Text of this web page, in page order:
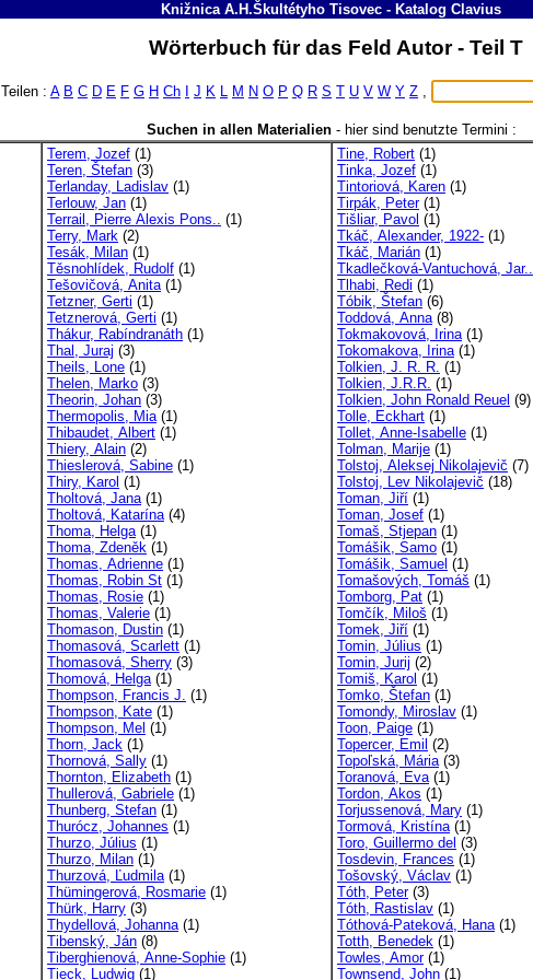
Knižnica A.H.Škultétyho Tisovec- Katalog Clavius
Wörterbuch für das Feld Autor - Teil T
Teilen : A B C D E F G H Ch J K L M N O P Q R S T U V W Y Z ,
Suchen in allen Materialien- hier sind benutzte Termini :
Terem, Jozef (1)
Teren, Štefan (3)
Terlanday, Ladislav (1)
Terlouw, Jan (1)
Terrail, Pierre Alexis Pons.. (1)
Terry, Mark (2)
Tesák, Milan (1)
Těsnohlídek, Rudolf (1)
Tešovičová, Anita(1)
Tetzner, Gerti (1)
Tetznerová, Gerti (1)
Thákur, Rabíndranáth (1)
Thal, Juraj (3)
Theils, Lone (1)
Thelen, Marko (3)
Theorin, Johan (3)
Thermopolis, Mia(1)
Thibaudet, Albert (1)
Thiery, Alain (2)
Thieslerová, Sabine (1)
Thiry, Karol (1)
Tholtová, Jana(1)
Tholtová, Katarína(4)
Thoma, Helga(1)
Thoma, Zdeněk (1)
Thomas, Adrienne (1)
Thomas, Robin St (1)
Thomas, Rosie (1)
Thomas, Valerie (1)
Thomason, Dustin (1)
Thomasová, Scarlett (1)
Thomasová, Sherry (3)
Thomová, Helga(1)
Thompson, Francis J. (1)
Thompson, Kate (1)
Thompson, Mel (1)
Thorn, Jack (1)
Thornová, Sally (1)
Thornton, Elizabeth (1)
Thullerová, Gabriele (1)
Thunberg, Stefan (1)
Thurócz, Johannes (1)
Thurzo, Július (1)
Thurzo, Milan (1)
Thurzová, Ľudmila(1)
Thümingerová, Rosmarie (1)
Thürk, Harry (3)
Thydellová, Johanna(1)
Tibenský, Ján (8)
Tiberghienová, Anne-Sophie (1)
Tieck, Ludwig (1)
Tine, Robert (1)
Tinka, Jozef (1)
Tintoriová, Karen (1)
Tirpák, Peter(1)
Tišliar, Pavol (1)
Tkáč, Alexander, 1922- (1)
Tkáč, Marián (1)
Tkadlečková-Vantuchová, Jar..
Tlhabi, Redi (1)
Tóbik, Štefan (6)
Toddová, Anna(8)
Tokmakovová, Irina(1)
Tokomakova, Irina(1)
Tolkien, J. R. R. (1)
Tolkien, J.R.R. (1)
Tolkien, John Ronald Reuel (9)
Tolle, Eckhart (1)
Tollet, Anne-Isabelle (1)
Tolman, Marije (1)
Tolstoj, Aleksej Nikolajevič (7)
Tolstoj, Lev Nikolajevič (18)
Toman, Jiří (1)
Toman, Josef (1)
Tomaš, Stjepan (1)
Tomášik, Samo (1)
Tomášik, Samuel (1)
Tomašových, Tomáš (1)
Tomborg, Pat (1)
Tomčík, Miloš (1)
Tomek, Jiří (1)
Tomin, Július (1)
Tomin, Jurij (2)
Tomiš, Karol (1)
Tomko, Štefan (1)
Tomondy, Miroslav (1)
Toon, Paige (1)
Topercer, Emil (2)
Topoľská, Mária(3)
Toranová, Eva(1)
Tordon, Akos (1)
Torjussenová, Mary (1)
Tormová, Kristína(1)
Toro, Guillermo del (3)
Tosdevin, Frances (1)
Tošovský, Václav (1)
Tóth, Peter(3)
Tóth, Rastislav (1)
Tóthová-Pateková, Hana(1)
Totth, Benedek (1)
Towles, Amor(1)
Townsend, John (1)